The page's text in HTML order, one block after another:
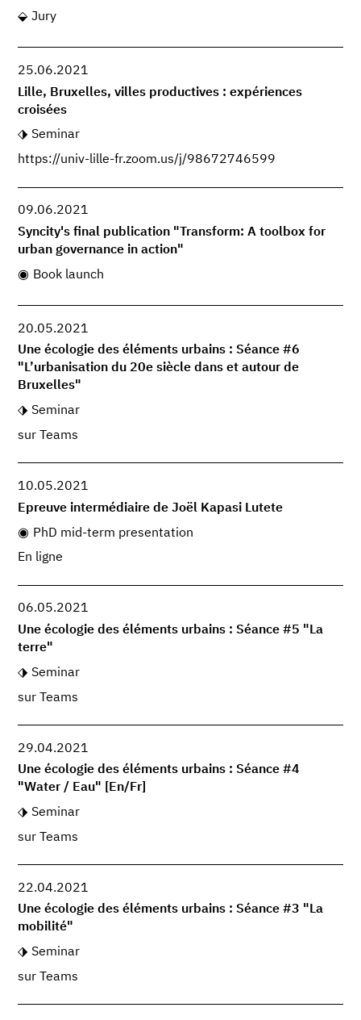
Jury
25.06.2021
Lille, Bruxelles, villes productives : expériences
croisées
Seminar
https://univ-lille-fr.zoom.us/j/98672746599
09.06.2021
Syncity's final publication "Transform: A toolbox for
urban governance in action"
Book launch
20.05.2021
Une écologie des éléments urbains : Séance #6
"L’urbanisation du 20e siècle dans et autour de
Bruxelles"
Seminar
sur Teams
10.05.2021
Epreuve intermédiaire de Joël Kapasi Lutete
PhD mid-term presentation
En ligne
06.05.2021
Une écologie des éléments urbains : Séance #5 "La
terre"
Seminar
sur Teams
29.04.2021
Une écologie des éléments urbains : Séance #4
"Water / Eau" [En/Fr]
Seminar
sur Teams
22.04.2021
Une écologie des éléments urbains : Séance #3 "La
mobilité"
Seminar
sur Teams